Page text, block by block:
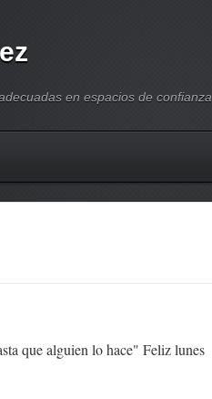
en espacios de confianza
que alguien lo hace" Feliz lunes